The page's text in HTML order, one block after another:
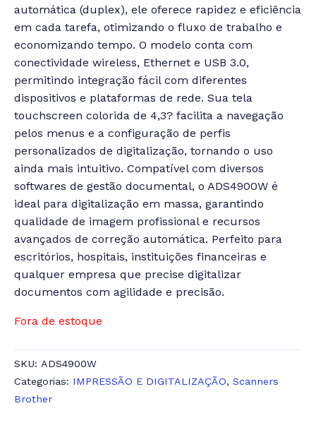
automática (duplex), ele oferece rapidez e eficiência
em cada tarefa, otimizando o fluxo de trabalho e
economizando tempo. O modelo conta com
conectividade wireless, Ethernet e USB 3.0,
permitindo integração fácil com diferentes
dispositivos e plataformas de rede. Sua tela
touchscreen colorida de 4,3? facilita a navegação
pelos menus e a configuração de perfis
personalizados de digitalização, tornando o uso
ainda mais intuitivo. Compatível com diversos
softwares de gestão documental, o ADS4900W é
ideal para digitalização em massa, garantindo
qualidade de imagem profissional e recursos
avançados de correção automática. Perfeito para
escritórios, hospitais, instituições financeiras e
qualquer empresa que precise digitalizar
documentos com agilidade e precisão.
Fora de estoque
SKU: ADS4900W
Categorias: IMPRESSÃO E DIGITALIZAÇÃO, Scanners
Brother